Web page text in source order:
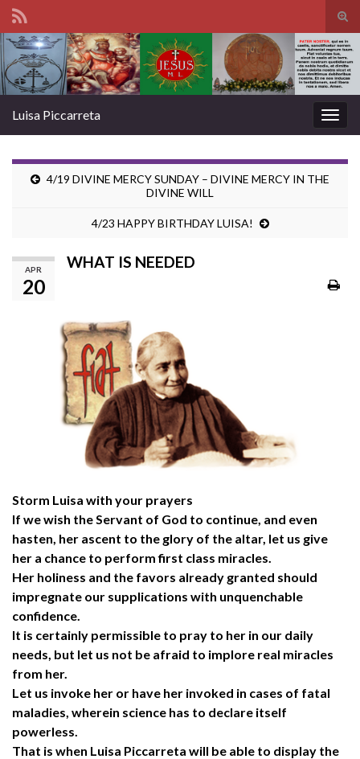
Search for:
Luisa Piccarreta
4/19 DIVINE MERCY SUNDAY – DIVINE MERCY IN THE
DIVINE WILL
4/23 HAPPY BIRTHDAY LUISA!
APR
20
WHAT IS NEEDED
Storm Luisa with your prayers
If we wish the Servant of God to continue, and even
hasten, her ascent to the glory of the altar, let us give
her a chance to perform first class miracles.
Her holiness and the favors already granted should
impregnate our supplications with unquenchable
confidence.
It is certainly permissible to pray to her in our daily
needs, but let us not be afraid to implore real miracles
from her.
Let us invoke her or have her invoked in cases of fatal
maladies, wherein science has to declare itself
powerless.
That is when Luisa Piccarreta will be able to display the